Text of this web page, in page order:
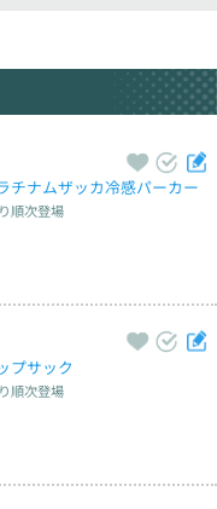
チナムザッカ冷感パーカー
順次登場
プサック
順次登場